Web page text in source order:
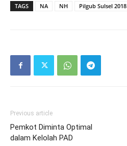
TAGS
NA NH Pilgub Sulsel 2018
Previous article
Pemkot Diminta Optimal
dalam Kelolah PAD